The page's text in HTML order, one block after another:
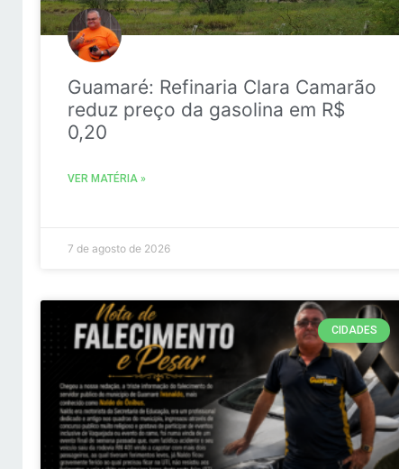
Guamaré: Refinaria Clara Camarão
reduz preço da gasolina em R$
0,20
VER MATÉRIA »
7 de agosto de 2026
CIDADES